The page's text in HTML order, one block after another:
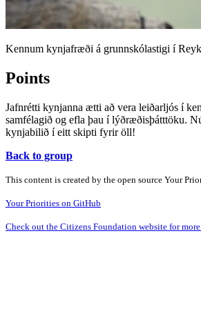
Kennum kynjafræði á grunnskólastigi í
Points
Jafnrétti kynjanna ætti að vera leiðarljós í
samfélagið og efla þau í lýðræðisþátttöku.
kynjabilið í eitt skipti fyrir öll!
Back to group
This content is created by the open source Your
Your Priorities on GitHub
Check out the Citizens Foundation website for